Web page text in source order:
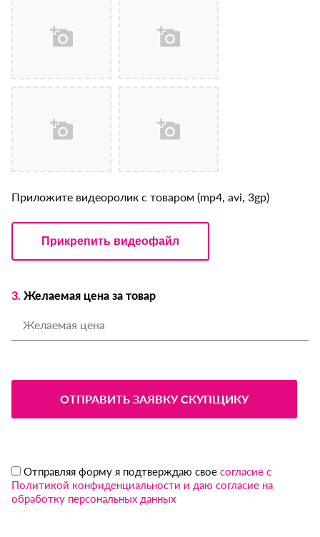
Приложите видеоролик с товаром (mp4, avi, 3gp)
Прикрепить видеофайл
3. Желаемая цена за товар
ОТПРАВИТЬ ЗАЯВКУ СКУПЩИКУ
Отправляя форму я подтверждаю своесогласие с
Политикой конфиденциальности и даю согласие на
обработку персональных данных